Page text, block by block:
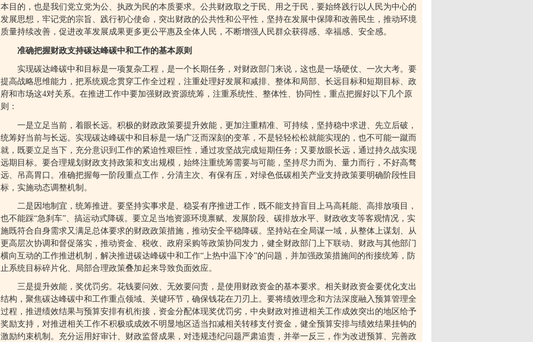
本目的，也是我们党立党为公、执政为民的本质要求。公共财政取之于民、用之于民，要始终践行以人民为中心的
发展思想，牢记党的宗旨、践行初心使命，突出财政的公共性和公平性，坚持在发展中保障和改善民生，推动环境
质量持续改善，促进改革发展成果更多更公平惠及全体人民，不断增强人民群众获得感、幸福感、安全感。
准确把握财政支持碳达峰碳中和工作的基本原则
实现碳达峰碳中和目标是一项复杂工程，是一个长期任务，对财政部门来说，这也是一场硬仗、一次大考。要
提高战略思维能力，把系统观念贯穿工作全过程，注重处理好发展和减排、整体和局部、长远目标和短期目标、政
府和市场这4对关系。在推进工作中要加强财政资源统筹，注重系统性、整体性、协同性，重点把握好以下几个原
则：
一是立足当前，着眼长远。积极的财政政策要提升效能，更加注重精准、可持续，坚持稳中求进、先立后破，
统筹好当前与长远。实现碳达峰碳中和目标是一场广泛而深刻的变革，不是轻轻松松就能实现的，也不可能一蹴而
就，既要立足当下，充分意识到工作的紧迫性艰巨性，通过攻坚战完成短期任务；又要放眼长远，通过持久战实现
远期目标。要合理规划财政支持政策和支出规模，始终注重统筹需要与可能，坚持尽力而为、量力而行，不好高骛
远、吊高胃口。准确把握每一阶段重点工作，分清主次、有保有压，对绿色低碳相关产业支持政策要明确阶段性目
标，实施动态调整机制。
二是因地制宜，统筹推进。要坚持实事求是、稳妥有序推进工作，既不能支持盲目上马高耗能、高排放项目，
也不能踩“急刹车”、搞运动式降碳。要立足当地资源环境禀赋、发展阶段、碳排放水平、财政收支等客观情况，实
施既符合自身需求又满足总体要求的财政政策措施，推动安全平稳降碳。坚持站在全局谋一域，从整体上谋划、从
更高层次协调和督促落实，推动资金、税收、政府采购等政策协同发力，健全财政部门上下联动、财政与其他部门
横向互动的工作推进机制，解决推进碳达峰碳中和工作“上热中温下冷”的问题，并加强政策措施间的衔接统筹，防
止系统目标碎片化、局部合理政策叠加起来导致负面效应。
三是提升效能，奖优罚劣。花钱要问效、无效要问责，是使用财政资金的基本要求。相关财政资金要优化支出
结构，聚焦碳达峰碳中和工作重点领域、关键环节，确保钱花在刀刃上。要将绩效理念和方法深度融入预算管理全
过程，推进绩效结果与预算安排有机衔接，资金分配体现奖优罚劣，中央财政对推进相关工作成效突出的地区给予
奖励支持，对推进相关工作不积极或成效不明显地区适当扣减相关转移支付资金，健全预算安排与绩效结果挂钩的
激励约束机制。充分运用好审计、财政监督成果，对违规违纪问题严肃追责，并举一反三，作为改进预算、完善政